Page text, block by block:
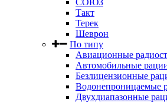
СОЮЗ
Такт
Терек
Шеврон
По типу
Авиационные
Автомобильные
Безлицензионные
Водонепроницаемые
Двухдиапазонные